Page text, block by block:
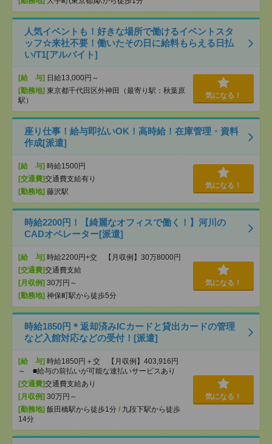
人気イベントも！好きな場所で働けるイベントスタ
ッフ☆来社不要！働いたその日に給料もらえる日払
い/T1[アルバイト]
[給 与] 日給13,000円～
[勤務地] 東京都千代田区外神田（最寄り駅：秋葉原
駅）
気になる！
座り仕事！給与即払いOK！高時給！在庫管理・資料
作成[派遣]
[給 与] 時給1500円
[交通費]交通費支給有り
[勤務地] 藤沢駅
気になる！
時給2200円！【綺麗なオフィスで働く！】河川の
CADオペレーター[派遣]
[給 与] 時給2200円+交 【月収例】30万8000円
[交通費]交通費支給
[月収例] 30万円～
[勤務地] 神保町駅から徒歩5分
気になる！
時給1850円＊返却済みICカードと貸出カードの管理
など入館対応などの受付！[派遣]
[給 与] 時給1850円＋交 【月収例】403,916円
～ ■給与の前払いが可能な速払いサービスあり
[交通費]交通費支給あり
[月収例] 30万円～
[勤務地] 飯田橋駅から徒歩1分 / 九段下駅から徒歩
14分
気になる！